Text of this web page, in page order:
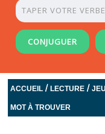
CONJUGUER
ACCUEIL /LECTURE /
MOT À TROUVER